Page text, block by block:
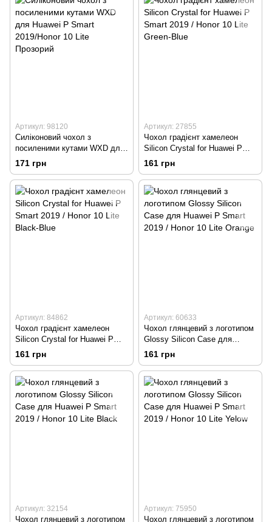
Артикул: 98120
Силіконовий чохол з
посиленими кутами WXD для
Huawei P Smart 2019/Honor 10
Lite Прозорий
171 грн
Артикул: 27855
Чохол градієнт хамелеон
Silicon Crystal for Huawei P
Smart 2019 / Honor 10 Lite
Green-Blue
161 грн
Артикул: 84862
Чохол градієнт хамелеон
Silicon Crystal for Huawei P
Smart 2019 / Honor 10 Lite
Black-Blue
161 грн
Артикул: 60633
Чохол глянцевий з логотипом
Glossy Silicon Case для
Huawei P Smart 2019 / Honor
10 Lite Orange
161 грн
Артикул: 32154
Чохол глянцевий з логотипом
Артикул: 75950
Чохол глянцевий з логотипом